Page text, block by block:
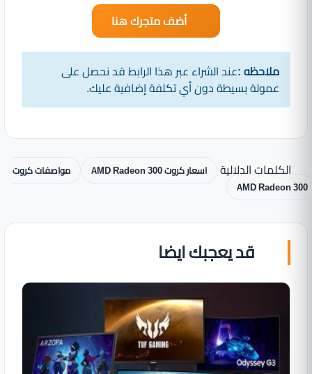
أضف متجرك هنا
ملاحظه :عند الشراء عبر هذا الرابط قد نحصل على
عمولة بسيطة دون أي تكلفة إضافية عليك.
الكلمات الدلالية اسعار كروت AMD Radeon 300
مواصفات كروت
AMD Radeon 300
قد يعجبك ايضا